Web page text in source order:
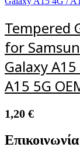
Tempered
for
Galaxy
A15 5G
1,20 €
Επικοινωνία